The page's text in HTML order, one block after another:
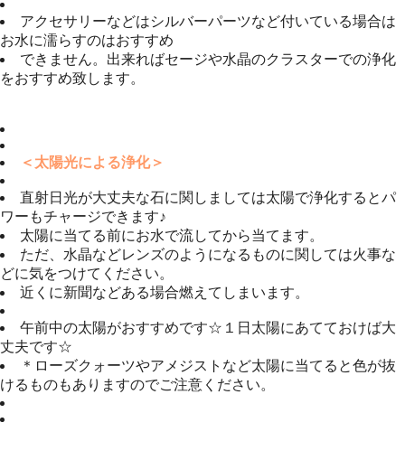
アクセサリーなどはシルバーパーツなど付いている場合は
お水に濡らすのはおすすめ
できません。出来ればセージや水晶のクラスターでの浄化
をおすすめ致します。
＜太陽光による浄化＞
直射日光が大丈夫な石に関しましては太陽で浄化するとパ
ワーもチャージできます♪
太陽に当てる前にお水で流してから当てます。
ただ、水晶などレンズのようになるものに関しては火事な
どに気をつけてください。
近くに新聞などある場合燃えてしまいます。
午前中の太陽がおすすめです☆１日太陽にあてておけば大
丈夫です☆
＊ローズクォーツやアメジストなど太陽に当てると色が抜
けるものもありますのでご注意ください。